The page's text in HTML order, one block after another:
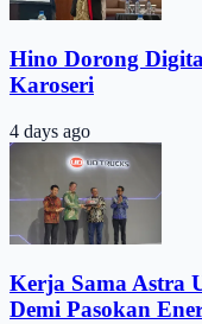
Hino Dorong
Karoseri
4 days ago
Kerja Sama Astra
Demi Pasokan